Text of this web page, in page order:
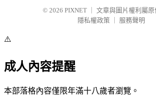
© 2026 PIXNET
文章與圖片權利屬原
隱私權政策
服務聲明
⚠️
成人內容提醒
本部落格內容僅限年滿十八歲者瀏覽。